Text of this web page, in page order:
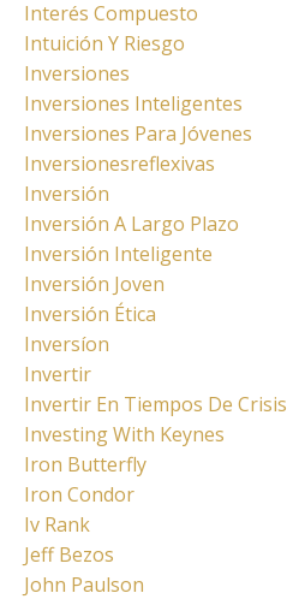
Interés Compuesto
Intuición Y Riesgo
Inversiones
Inversiones Inteligentes
Inversiones Para Jóvenes
Inversionesreflexivas
Inversión
Inversión A Largo Plazo
Inversión Inteligente
Inversión Joven
Inversión Ética
Inversíon
Invertir
Invertir En Tiempos De Crisis
Investing With Keynes
Iron Butterfly
Iron Condor
Iv Rank
Jeff Bezos
John Paulson